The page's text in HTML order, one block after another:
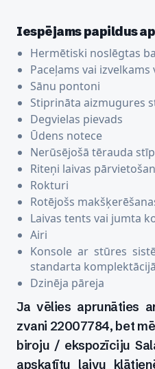
Iespējams papildus
Hermētiski noslēgtas
Paceļams vai izvelkams
Sānu pontoni
Stiprināta aizmugures
Degvielas pievads
Ūdens notece
Nerūsējošā tērauda
Riteņi laivas
Rokturi
Rotējošs
Laivas tents vai jumta
Airi
Konsole ar stūres
standarta
Dzinēja pāreja
Ja vēlies aprunāties
zvani 22007784, bet
biroju / ekspozīciju
apskatītu laivu